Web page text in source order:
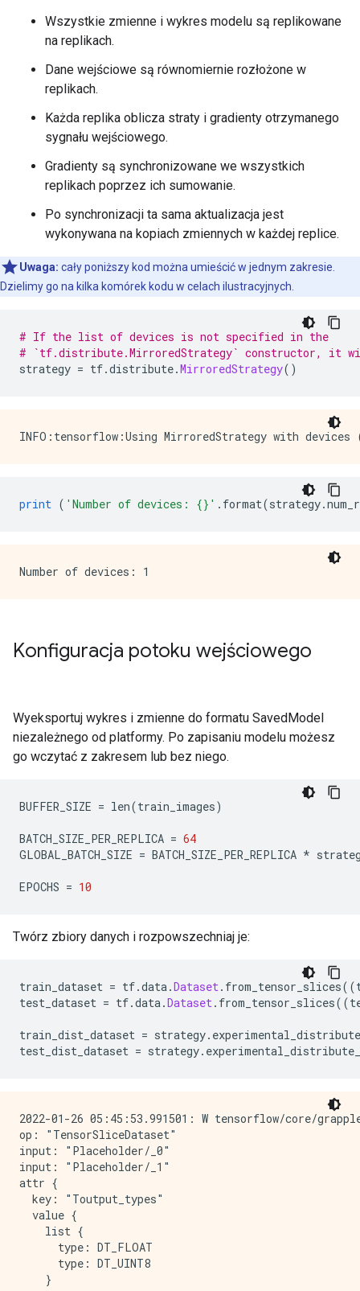
Wszystkie zmienne i wykres modelu są replikowane
na replikach.
Dane wejściowe są równomiernie rozłożone w
replikach.
Każda replika oblicza straty i gradienty otrzymanego
sygnału wejściowego.
Gradienty są synchronizowane we wszystkich
replikach poprzez ich sumowanie.
Po synchronizacji ta sama aktualizacja jest
wykonywana na kopiach zmiennych w każdej replice.
Uwaga: cały poniższy kod można umieścić w jednym zakresie.
Dzielimy go na kilka komórek kodu w celach ilustracyjnych.
# If the list of devices is not specified in the
# `tf.distribute.MirroredStrategy` constructor, it
strategy = tf.distribute.MirroredStrategy()
print ( 'Number of devices: {}' . format(strategy.
Konfiguracja potoku wejściowego
Wyeksportuj wykres i zmienne do formatu SavedModel
niezależnego od platformy. Po zapisaniu modelu możesz
go wczytać z zakresem lub bez niego.
BUFFER_SIZE = len(train_images)
BATCH_SIZE_PER_REPLICA = 64
GLOBAL_BATCH_SIZE = BATCH_SIZE_PER_REPLICA *
EPOCHS = 10
Twórz zbiory danych i rozpowszechniaj je:
train_dataset = tf.data.Dataset. from_tensor_slices((
test_dataset = tf.data.Dataset. from_tensor_slices((
train_dist_dataset = strategy.
test_dist_dataset = strategy.
2022-01-26 05:45:53.991501: W tensorflow/core/
op: "TensorSliceDataset"
input: "Placeholder/_0"
input: "Placeholder/_1"
attr {
  key: "Toutput_types"
  value {
    list {
      type: DT_FLOAT
      type: DT_UINT8
    }